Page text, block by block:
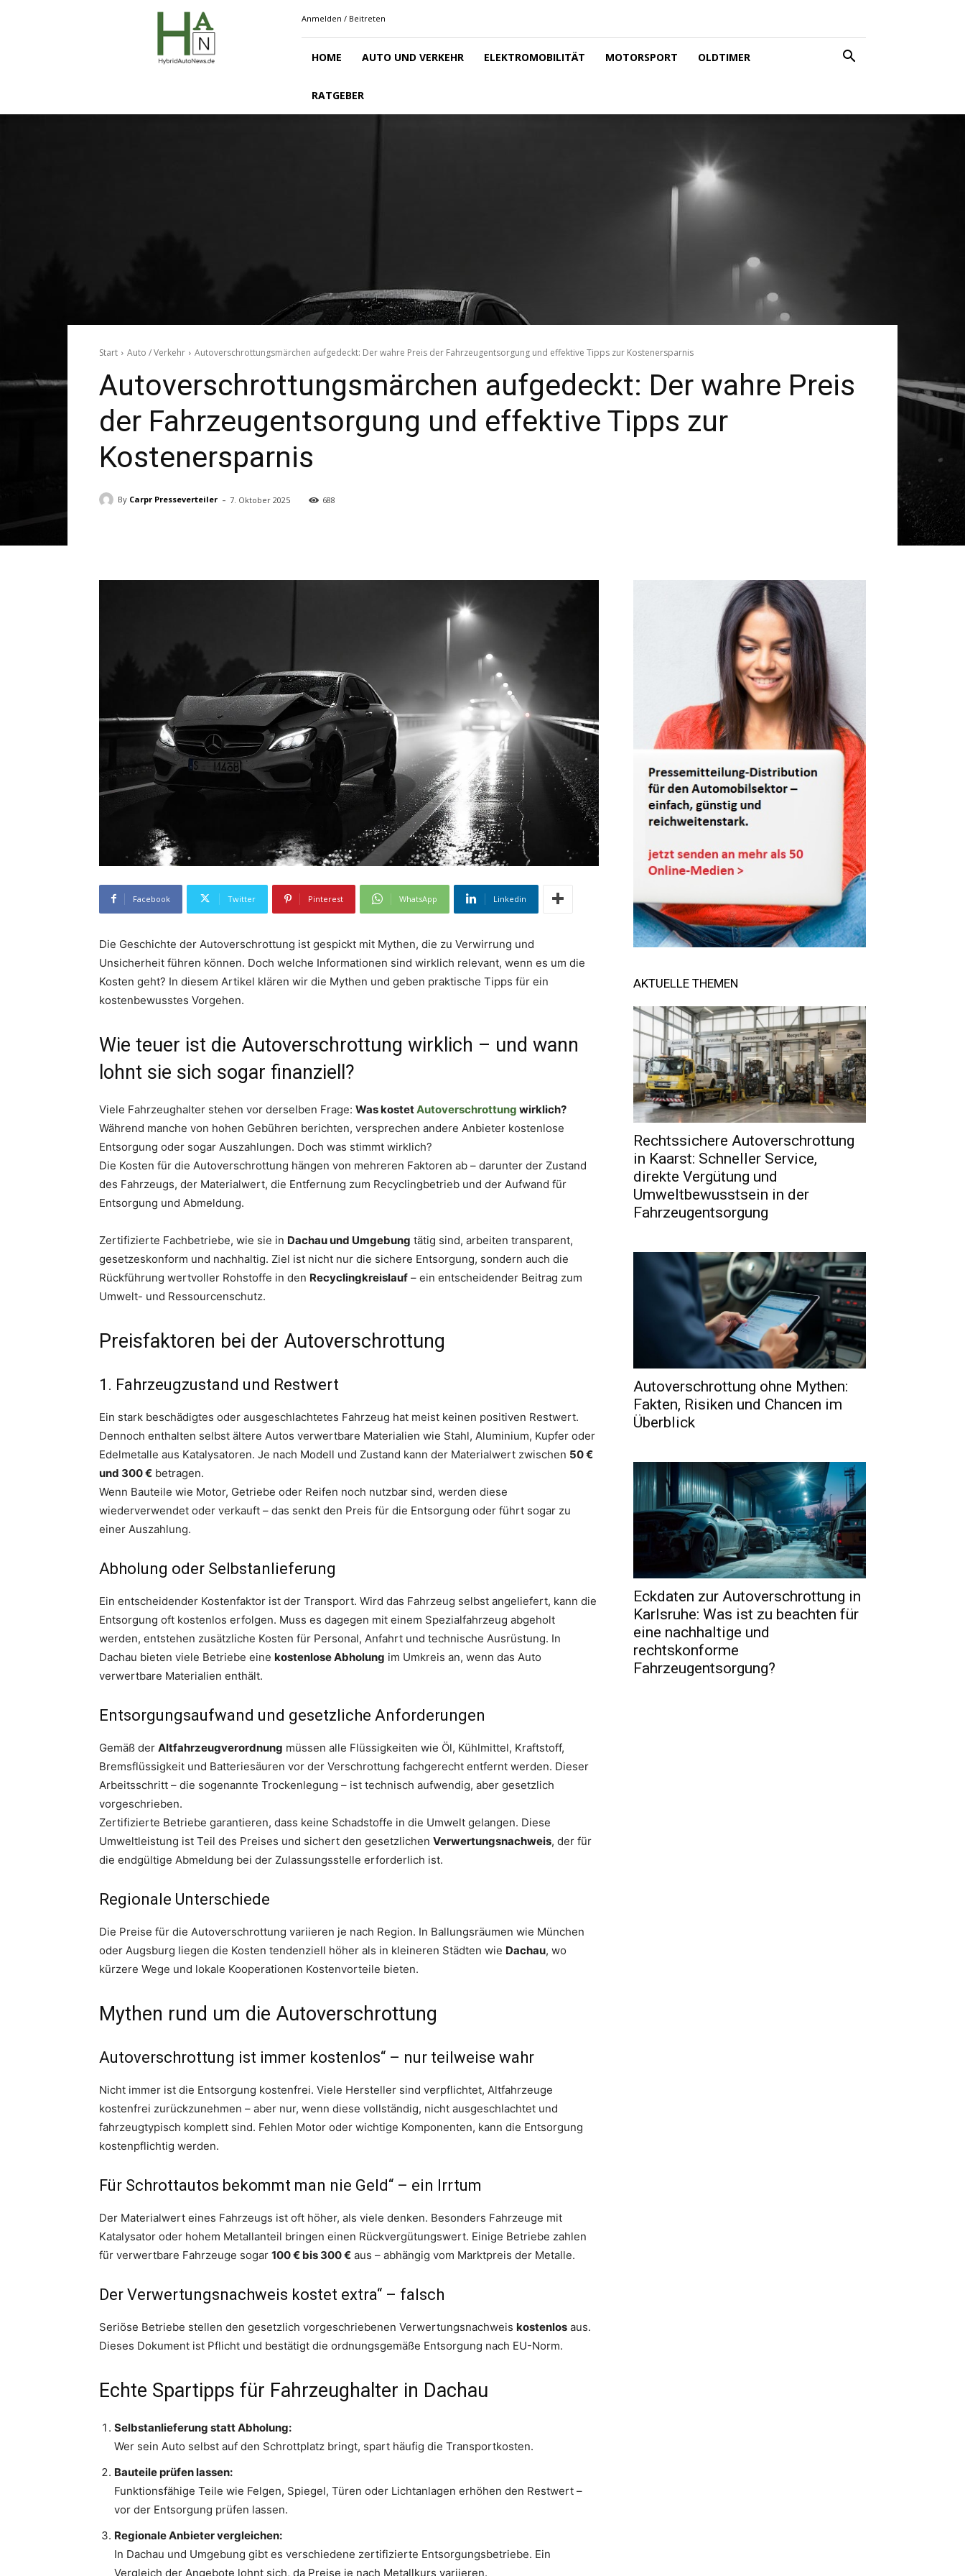
Hybridautonews.de
Anmelden / Beitreten
HOME AUTO UND VERKEHR ELEKTROMOBILITÄT MOTORSPORT OLDTIMER
RATGEBER
Start Auto / Verkehr Autoverschrottungsmärchen aufgedeckt: Der wahre Preis der Fahrzeugentsorgung und effektive Tipps zur Kostenersparnis
Autoverschrottungsmärchen aufgedeckt: Der wahre Preis
der Fahrzeugentsorgung und effektive Tipps zur
Kostenersparnis
By Carpr Presseverteiler - 7. Oktober 2025 688
Facebook Twitter Pinterest WhatsApp Linkedin
Die Geschichte der Autoverschrottung ist gespickt mit Mythen, die zu Verwirrung und
Unsicherheit führen können. Doch welche Informationen sind wirklich relevant, wenn es um die
Kosten geht? In diesem Artikel klären wir die Mythen und geben praktische Tipps für ein
kostenbewusstes Vorgehen.
Wie teuer ist die Autoverschrottung wirklich – und wann
lohnt sie sich sogar finanziell?
Viele Fahrzeughalter stehen vor derselben Frage: Was kostetAutoverschrottung wirklich?
Während manche von hohen Gebühren berichten, versprechen andere Anbieter kostenlose
Entsorgung oder sogar Auszahlungen. Doch was stimmt wirklich?
Die Kosten für die Autoverschrottung hängen von mehreren Faktoren ab – darunter der Zustand
des Fahrzeugs, der Materialwert, die Entfernung zum Recyclingbetrieb und der Aufwand für
Entsorgung und Abmeldung.
Zertifizierte Fachbetriebe, wie sie in Dachau und Umgebung tätig sind, arbeiten transparent,
gesetzeskonform und nachhaltig. Ziel ist nicht nur die sichere Entsorgung, sondern auch die
Rückführung wertvoller Rohstoffe in den Recyclingkreislauf – ein entscheidender Beitrag zum
Umwelt- und Ressourcenschutz.
Preisfaktoren bei der Autoverschrottung
1. Fahrzeugzustand und Restwert
Ein stark beschädigtes oder ausgeschlachtetes Fahrzeug hat meist keinen positiven Restwert.
Dennoch enthalten selbst ältere Autos verwertbare Materialien wie Stahl, Aluminium, Kupfer oder
Edelmetalle aus Katalysatoren. Je nach Modell und Zustand kann der Materialwert zwischen 50 €
und 300 € betragen.
Wenn Bauteile wie Motor, Getriebe oder Reifen noch nutzbar sind, werden diese
wiederverwendet oder verkauft – das senkt den Preis für die Entsorgung oder führt sogar zu
einer Auszahlung.
Abholung oder Selbstanlieferung
Ein entscheidender Kostenfaktor ist der Transport. Wird das Fahrzeug selbst angeliefert, kann die
Entsorgung oft kostenlos erfolgen. Muss es dagegen mit einem Spezialfahrzeug abgeholt
werden, entstehen zusätzliche Kosten für Personal, Anfahrt und technische Ausrüstung. In
Dachau bieten viele Betriebe eine kostenlose Abholung im Umkreis an, wenn das Auto
verwertbare Materialien enthält.
Entsorgungsaufwand und gesetzliche Anforderungen
Gemäß der Altfahrzeugverordnung müssen alle Flüssigkeiten wie Öl, Kühlmittel, Kraftstoff,
Bremsflüssigkeit und Batteriesäuren vor der Verschrottung fachgerecht entfernt werden. Dieser
Arbeitsschritt – die sogenannte Trockenlegung – ist technisch aufwendig, aber gesetzlich
vorgeschrieben.
Zertifizierte Betriebe garantieren, dass keine Schadstoffe in die Umwelt gelangen. Diese
Umweltleistung ist Teil des Preises und sichert den gesetzlichen Verwertungsnachweis, der für
die endgültige Abmeldung bei der Zulassungsstelle erforderlich ist.
Regionale Unterschiede
Die Preise für die Autoverschrottung variieren je nach Region. In Ballungsräumen wie München
oder Augsburg liegen die Kosten tendenziell höher als in kleineren Städten wie Dachau, wo
kürzere Wege und lokale Kooperationen Kostenvorteile bieten.
Mythen rund um die Autoverschrottung
Autoverschrottung ist immer kostenlos“ – nur teilweise wahr
Nicht immer ist die Entsorgung kostenfrei. Viele Hersteller sind verpflichtet, Altfahrzeuge
kostenfrei zurückzunehmen – aber nur, wenn diese vollständig, nicht ausgeschlachtet und
fahrzeugtypisch komplett sind. Fehlen Motor oder wichtige Komponenten, kann die Entsorgung
kostenpflichtig werden.
Für Schrottautos bekommt man nie Geld“ – ein Irrtum
Der Materialwert eines Fahrzeugs ist oft höher, als viele denken. Besonders Fahrzeuge mit
Katalysator oder hohem Metallanteil bringen einen Rückvergütungswert. Einige Betriebe zahlen
für verwertbare Fahrzeuge sogar 100 € bis 300 € aus – abhängig vom Marktpreis der Metalle.
Der Verwertungsnachweis kostet extra“ – falsch
Seriöse Betriebe stellen den gesetzlich vorgeschriebenen Verwertungsnachweis kostenlos aus.
Dieses Dokument ist Pflicht und bestätigt die ordnungsgemäße Entsorgung nach EU-Norm.
Echte Spartipps für Fahrzeughalter in Dachau
Selbstanlieferung statt Abholung:
Wer sein Auto selbst auf den Schrottplatz bringt, spart häufig die Transportkosten.
Bauteile prüfen lassen:
Funktionsfähige Teile wie Felgen, Spiegel, Türen oder Lichtanlagen erhöhen den Restwert –
vor der Entsorgung prüfen lassen.
Regionale Anbieter vergleichen:
In Dachau und Umgebung gibt es verschiedene zertifizierte Entsorgungsbetriebe. Ein
Vergleich der Angebote lohnt sich, da Preise je nach Metallkurs variieren.
AKTUELLE THEMEN
Rechtssichere Autoverschrottung
in Kaarst: Schneller Service,
direkte Vergütung und
Umweltbewusstsein in der
Fahrzeugentsorgung
Autoverschrottung ohne Mythen:
Fakten, Risiken und Chancen im
Überblick
Eckdaten zur Autoverschrottung in
Karlsruhe: Was ist zu beachten für
eine nachhaltige und
rechtskonforme
Fahrzeugentsorgung?